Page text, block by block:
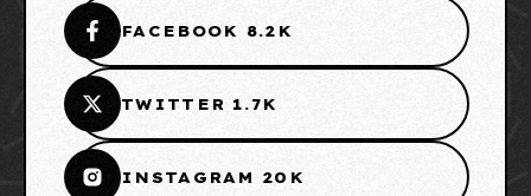
FACEBOOK 8.2K
TWITTER 1.7K
INSTAGRAM 20K